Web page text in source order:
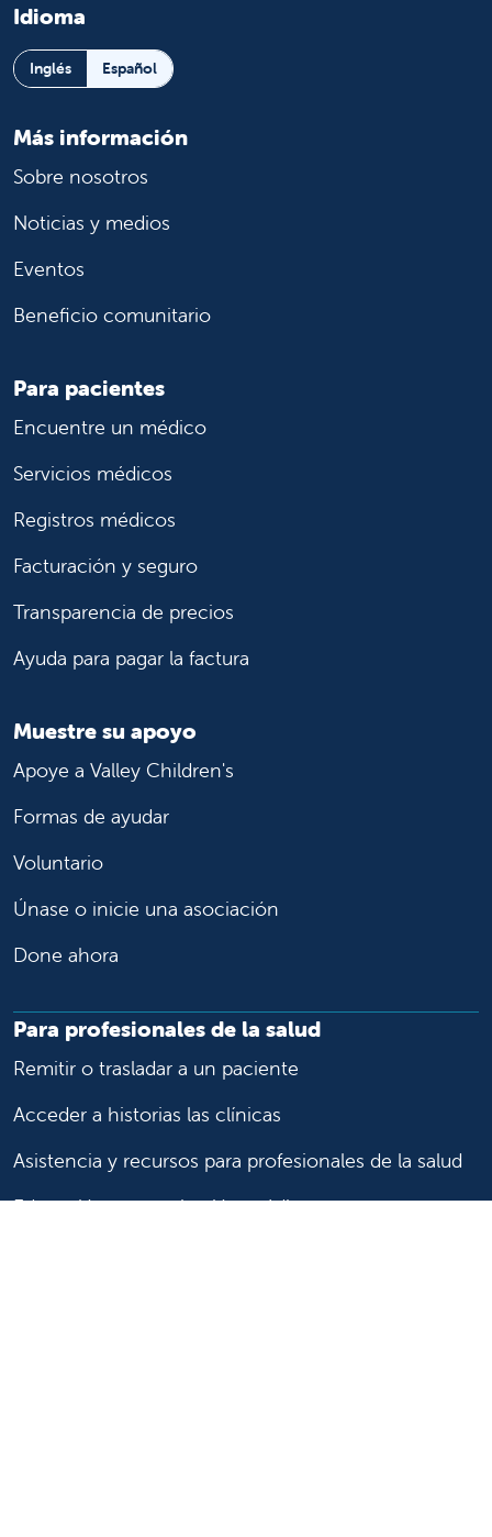
Idioma
Inglés Español
Más información
Sobre nosotros
Noticias y medios
Eventos
Beneficio comunitario
Para pacientes
Encuentre un médico
Servicios médicos
Registros médicos
Facturación y seguro
Transparencia de precios
Ayuda para pagar la factura
Muestre su apoyo
Apoye a Valley Children's
Formas de ayudar
Voluntario
Únase o inicie una asociación
Done ahora
Para profesionales de la salud
Remitir o trasladar a un paciente
Acceder a historias las clínicas
Asistencia y recursos para profesionales de la salud
Educación y capacitación médica